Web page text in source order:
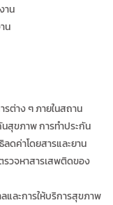
าน
น
ต่าง ๆ ภายในสถาน
นสุขภาพ การทำประกัน
ดค่าโดยสารและยาน
รวจหาสารเสพติดของ
และการให้บริการสุขภาพ